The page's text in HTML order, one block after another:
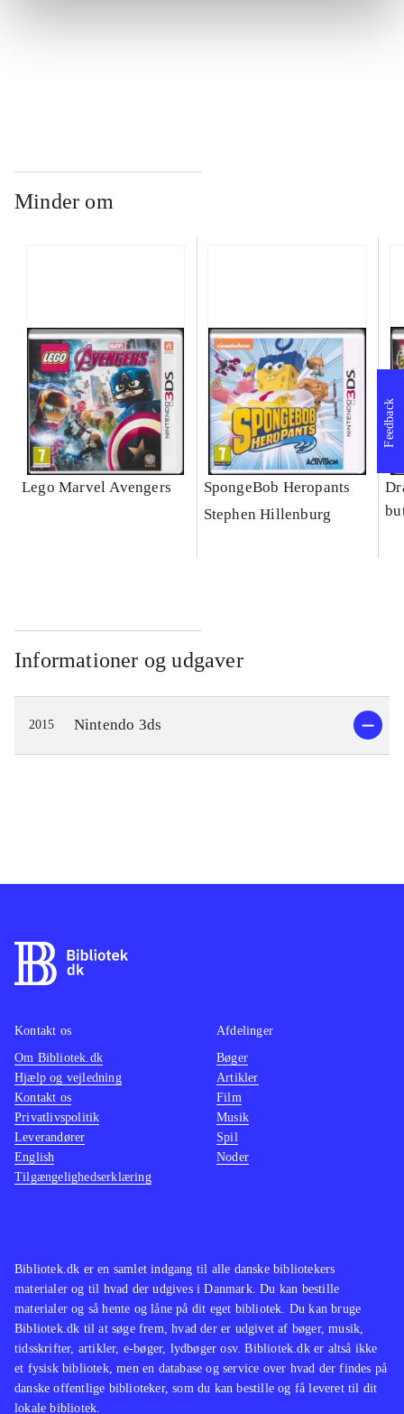
Minder om
Lego Marvel Avengers
SpongeBob Heropants
Stephen Hillenburg
Informationer og udgaver
2015 Nintendo 3ds
Feedback
Bibliotek.dk er en samlet indgang til alle danske bibliotekers
materialer og til hvad der udgives i Danmark. Du kan bestille
materialer og så hente og låne på dit eget bibliotek. Du kan bruge
Bibliotek.dk til at søge frem, hvad der er udgivet af bøger, musik,
tidsskrifter, artikler, e-bøger, lydbøger osv. Bibliotek.dk er altså ikke
et fysisk bibliotek, men en database og service over hvad der findes på
danske offentlige biblioteker, som du kan bestille og få leveret til dit
lokale bibliotek.
Kontakt os
Om Bibliotek.dk
Hjælp og vejledning
Kontakt os
Privatlivspolitik
Leverandører
English
Tilgængelighedserklæring
Afdelinger
Bøger
Artikler
Film
Musik
Spil
Noder